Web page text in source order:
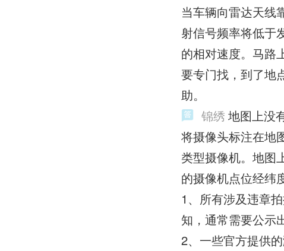
当车辆向雷达天线
射信号频率将低于
的相对速度。马路
要专门找，到了地
助。
锦绣 地图上没
将摄像头标注在地
类型摄像机。地图
的摄像机点位经纬
1、所有涉及违章
知，通常需要公示
2、一些官方提供